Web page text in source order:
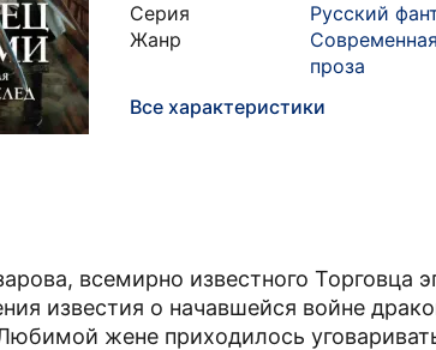
Серия
Русский
Жанр
проза
Все характеристики
всемирно известного Торговца
известия о начавшейся войне
жене приходилось